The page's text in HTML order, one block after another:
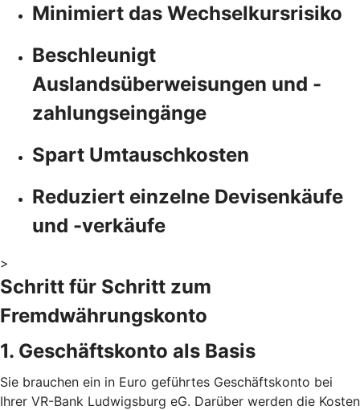
Minimiert das Wechselkursrisiko
Beschleunigt
Auslandsüberweisungen und -
zahlungseingänge
Spart Umtauschkosten
Reduziert einzelne Devisenkäufe
und -verkäufe
>
Schritt für Schritt zum
Fremdwährungskonto
1. Geschäftskonto als Basis
Sie brauchen ein in Euro geführtes Geschäftskonto bei
Ihrer VR-Bank Ludwigsburg eG. Darüber werden die Kosten